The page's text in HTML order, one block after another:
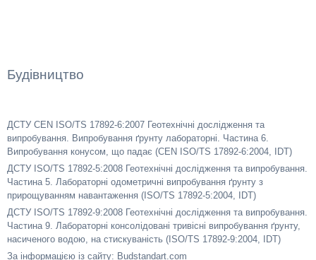
Будівництво
ДСТУ CEN ISO/TS 17892-6:2007 Геотехнічні дослідження та
випробування. Випробування ґрунту лабораторні. Частина 6.
Випробування конусом, що падає (CEN ISO/TS 17892-6:2004, IDT)
ДСТУ ISO/TS 17892-5:2008 Геотехнічні дослідження та випробування.
Частина 5. Лабораторні одометричні випробування ґрунту з
прирощуванням навантаження (ISO/TS 17892-5:2004, IDT)
ДСТУ ISO/TS 17892-9:2008 Геотехнічні дослідження та випробування.
Частина 9. Лабораторні консолідовані тривісні випробування ґрунту,
насиченого водою, на стискуваність (ISO/TS 17892-9:2004, IDT)
За інформацією із сайту: Budstandart.com